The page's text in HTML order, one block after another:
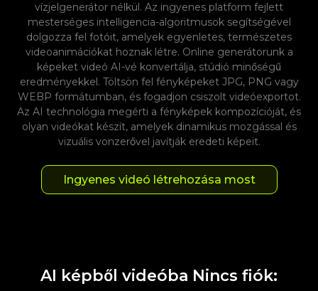
vízjelgenerátor nélkül. Az ingyenes platform fejlett
mesterséges intelligencia-algoritmusok segítségével
dolgozza fel fotóit, amelyek egyenletes, természetes
videoanimációkat hoznak létre. Online generátorunk a
képeket videó AI-vé konvertálja, stúdió minőségű
eredményekkel. Töltsön fel fényképeket JPG, PNG vagy
WEBP formátumban, és fogadjon csiszolt videóexportot.
Az AI technológia megérti a fényképek kompozícióját, és
olyan videókat készít, amelyek dinamikus mozgással és
vizuális vonzerővel javítják eredeti képeit.
Ingyenes videó létrehozása most
AI képből videóba Nincs fiók: